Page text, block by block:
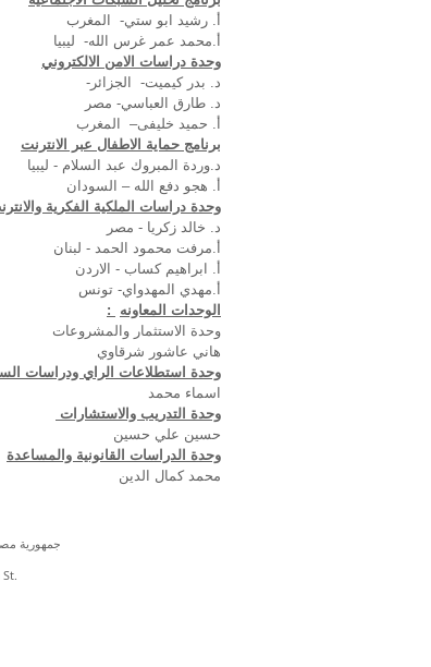
أ. رشيد ابو ستي-
المغرب
أ.محمد عمر غرس الله- ليبيا
وحدة دراسات الامن الالكتروني
د. بدر كيميت- الجزائر -
د. طارق العباسي- مصر
أ. حميد خليفى–
المغرب
برنامج حماية الاطفال عبر الانترنت
د.وردة المبروك عبد السلام - ليبيا
أ. هجو دفع الله – السودان
وحدة دراسات الملكية الفكرية
د. خالد زكريا - مصر
أ.مرفت محمود الحمد - لبنان
أ. ابراهيم كساب - الاردن
أ.مهدي المهدواي- تونس
الوحدات المعاونه
:
وحدة الاستثمار والمشروعات
هاني عاشور شرقاوي
وحدة استطلاعات الراي ودراسات
اسماء محمد
وحدة التدريب والاستشارات
حسين علي حسين
وحدة الدراسات القانونية والمساعدة
محمد كمال الدين
جمهورية مصر